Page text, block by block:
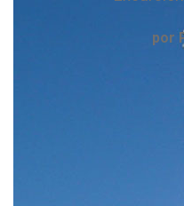
por